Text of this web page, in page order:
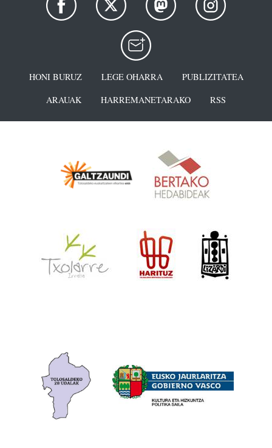
HONI BURUZ LEGE OHARRA
PUBLIZITATEA
ARAUAK
HARREMANETARAKO RSS